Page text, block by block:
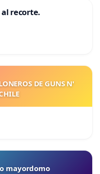
recorte.
DE GUNS N'
mayordomo